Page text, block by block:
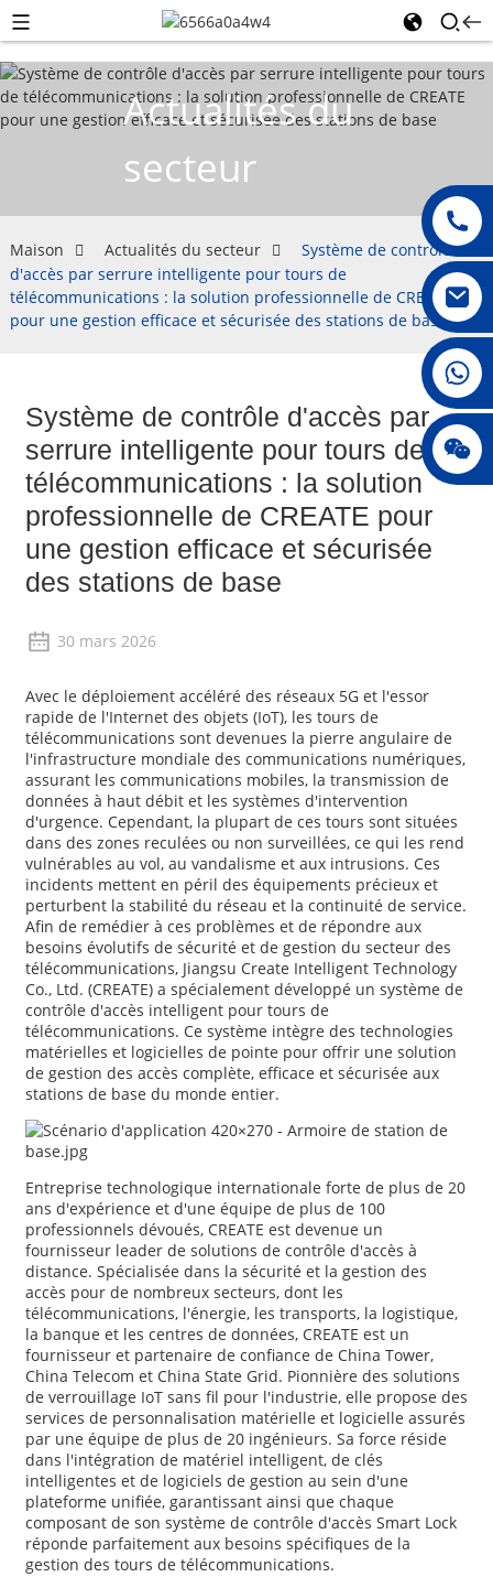
jenny010678
Actualités du
secteur
Maison Actualités du secteur
Système de contrôle
d'accès par serrure intelligente pour tours de
télécommunications : la solution professionnelle de CREATE
pour une gestion efficace et sécurisée des stations de base
Système de contrôle d'accès par
serrure intelligente pour tours de
télécommunications : la solution
professionnelle de CREATE pour
une gestion efficace et sécurisée
des stations de base
30 mars 2026
Avec le déploiement accéléré des réseaux 5G et l'essor
rapide de l'Internet des objets (IoT), les tours de
télécommunications sont devenues la pierre angulaire de
l'infrastructure mondiale des communications numériques,
assurant les communications mobiles, la transmission de
données à haut débit et les systèmes d'intervention
d'urgence. Cependant, la plupart de ces tours sont situées
dans des zones reculées ou non surveillées, ce qui les rend
vulnérables au vol, au vandalisme et aux intrusions. Ces
incidents mettent en péril des équipements précieux et
perturbent la stabilité du réseau et la continuité de service.
Afin de remédier à ces problèmes et de répondre aux
besoins évolutifs de sécurité et de gestion du secteur des
télécommunications, Jiangsu Create Intelligent Technology
Co., Ltd. (CREATE) a spécialement développé un système de
contrôle d'accès intelligent pour tours de
télécommunications. Ce système intègre des technologies
matérielles et logicielles de pointe pour offrir une solution
de gestion des accès complète, efficace et sécurisée aux
stations de base du monde entier.
Entreprise technologique internationale forte de plus de 20
ans d'expérience et d'une équipe de plus de 100
professionnels dévoués, CREATE est devenue un
fournisseur leader de solutions de contrôle d'accès à
distance. Spécialisée dans la sécurité et la gestion des
accès pour de nombreux secteurs, dont les
télécommunications, l'énergie, les transports, la logistique,
la banque et les centres de données, CREATE est un
fournisseur et partenaire de confiance de China Tower,
China Telecom et China State Grid. Pionnière des solutions
de verrouillage IoT sans fil pour l'industrie, elle propose des
services de personnalisation matérielle et logicielle assurés
par une équipe de plus de 20 ingénieurs. Sa force réside
dans l'intégration de matériel intelligent, de clés
intelligentes et de logiciels de gestion au sein d'une
plateforme unifiée, garantissant ainsi que chaque
composant de son système de contrôle d'accès Smart Lock
réponde parfaitement aux besoins spécifiques de la
gestion des tours de télécommunications.